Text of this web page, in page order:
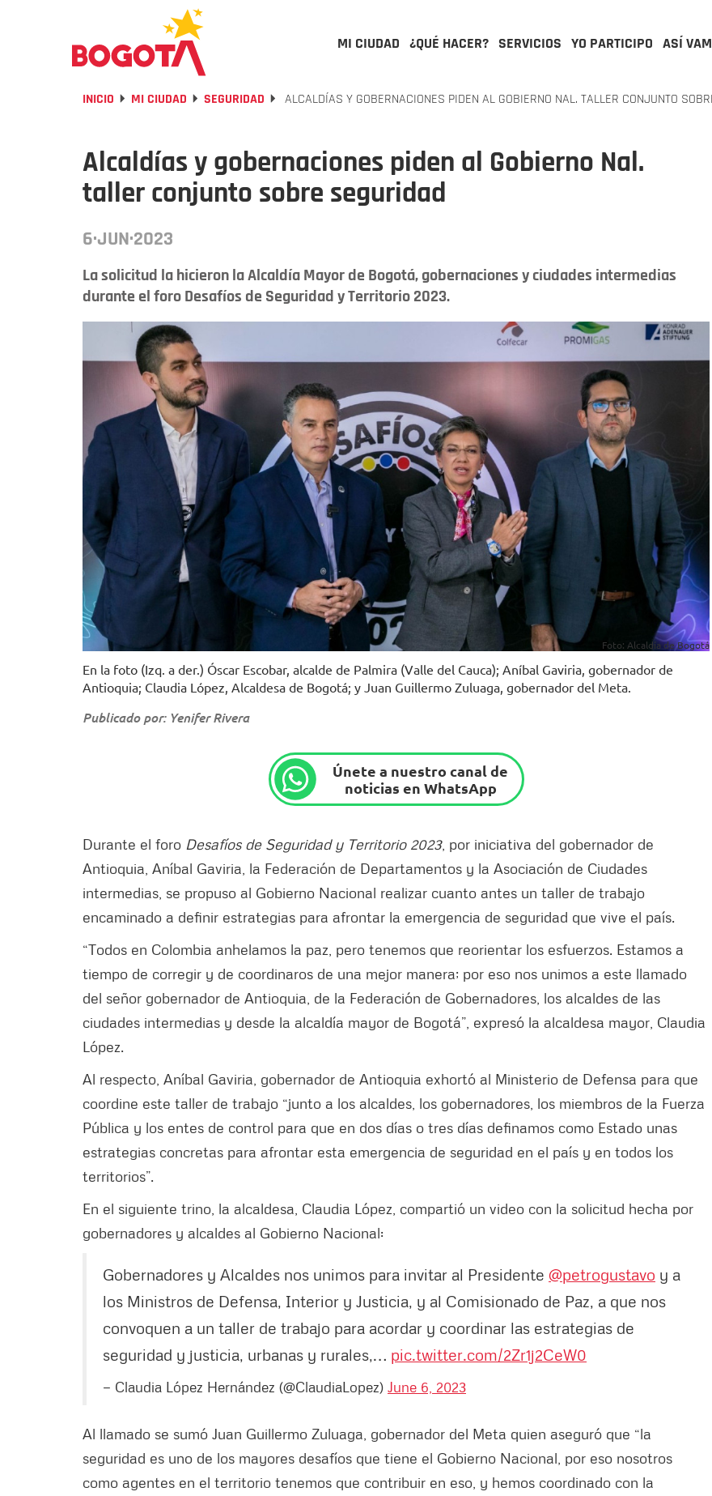
MI CIUDAD ¿QUÉ HACER? SERVICIOS YO PARTICIPO ASÍ
INICIO MI CIUDAD SEGURIDAD ALCALDÍAS Y GOBERNACIONES PIDEN AL GOBIERNO NAL. TALLER CONJUNTO
Alcaldías y gobernaciones piden al Gobierno Nal.
taller conjunto sobre seguridad
6·JUN·2023
La solicitud la hicieron la Alcaldía Mayor de Bogotá, gobernaciones y ciudades intermedias
durante el foro Desafíos de Seguridad y Territorio 2023.
Foto: Alcaldía de Bogotá
En la foto (Izq. a der.) Óscar Escobar, alcalde de Palmira (Valle del Cauca); Aníbal Gaviria, gobernador de
Antioquia; Claudia López, Alcaldesa de Bogotá; y Juan Guillermo Zuluaga, gobernador del Meta.
Publicado por: Yenifer Rivera
Únete a nuestro canal de
noticias en WhatsApp
Durante el foro Desafíos de Seguridad y Territorio 2023, por iniciativa del gobernador de
Antioquia, Aníbal Gaviria, la Federación de Departamentos y la Asociación de Ciudades
intermedias, se propuso al Gobierno Nacional realizar cuanto antes un taller de trabajo
encaminado a definir estrategias para afrontar la emergencia de seguridad que vive el país.
“Todos en Colombia anhelamos la paz, pero tenemos que reorientar los esfuerzos. Estamos a
tiempo de corregir y de coordinaros de una mejor manera; por eso nos unimos a este llamado
del señor gobernador de Antioquia, de la Federación de Gobernadores, los alcaldes de las
ciudades intermedias y desde la alcaldía mayor de Bogotá”, expresó la alcaldesa mayor, Claudia
López.
Al respecto, Aníbal Gaviria, gobernador de Antioquia exhortó al Ministerio de Defensa para que
coordine este taller de trabajo “junto a los alcaldes, los gobernadores, los miembros de la Fuerza
Pública y los entes de control para que en dos días o tres días definamos como Estado unas
estrategias concretas para afrontar esta emergencia de seguridad en el país y en todos los
territorios”.
En el siguiente trino, la alcaldesa, Claudia López, compartió un video con la solicitud hecha por
gobernadores y alcaldes al Gobierno Nacional:
Gobernadores y Alcaldes nos unimos para invitar al Presidente @petrogustavo y a
los Ministros de Defensa, Interior y Justicia, y al Comisionado de Paz, a que nos
convoquen a un taller de trabajo para acordar y coordinar las estrategias de
seguridad y justicia, urbanas y rurales,… pic.twitter.com/2Zr1j2CeW0
— Claudia López Hernández (@ClaudiaLopez) June 6, 2023
Al llamado se sumó Juan Guillermo Zuluaga, gobernador del Meta quien aseguró que “la
seguridad es uno de los mayores desafíos que tiene el Gobierno Nacional, por eso nosotros
como agentes en el territorio tenemos que contribuir en eso, y hemos coordinado con la